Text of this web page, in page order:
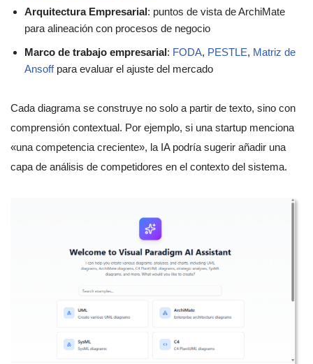
Arquitectura Empresarial: puntos de vista de ArchiMate
para alineación con procesos de negocio
Marco de trabajo empresarial: FODA, PESTLE, Matriz de
Ansoffpara evaluar el ajuste del mercado
Cada diagrama se construye no solo a partir de texto, sino con
comprensión contextual. Por ejemplo, si una startup menciona
«una competencia creciente», la IA podría sugerir añadir una
capa de análisis de competidores en el contexto del sistema.